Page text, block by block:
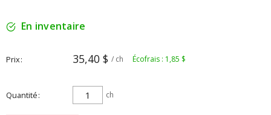
En inventaire
Prix 35,40 $ / ch Écofrais : 1,85 $
Quantité ch